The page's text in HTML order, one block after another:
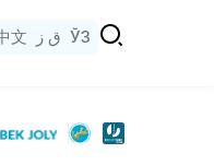
文 ق ز ЎЗ